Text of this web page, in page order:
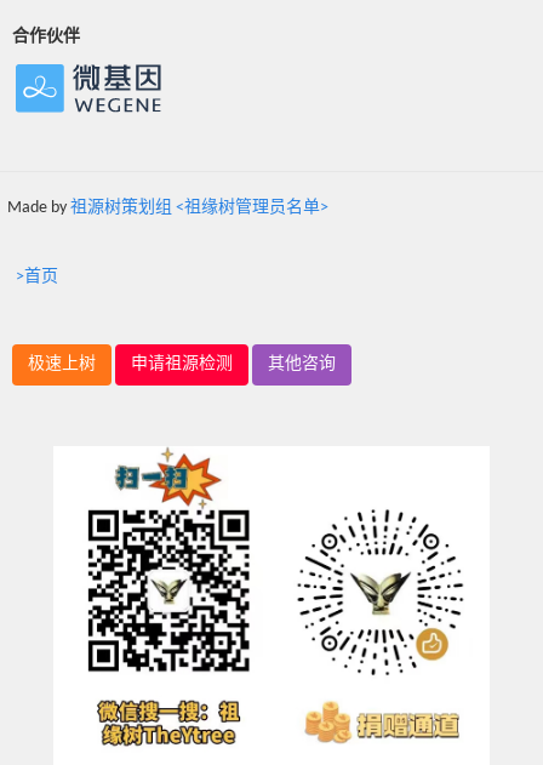
合作伙伴
Made by 祖源树策划组 <祖缘树管理员名单>
>首页
极速上树 申请祖源检测 其他咨询